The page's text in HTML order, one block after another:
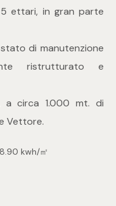
ettari, in gran parte
di manutenzione
ristrutturato e
a circa 1.000 mt. di
Vettore.
kwh/㎡